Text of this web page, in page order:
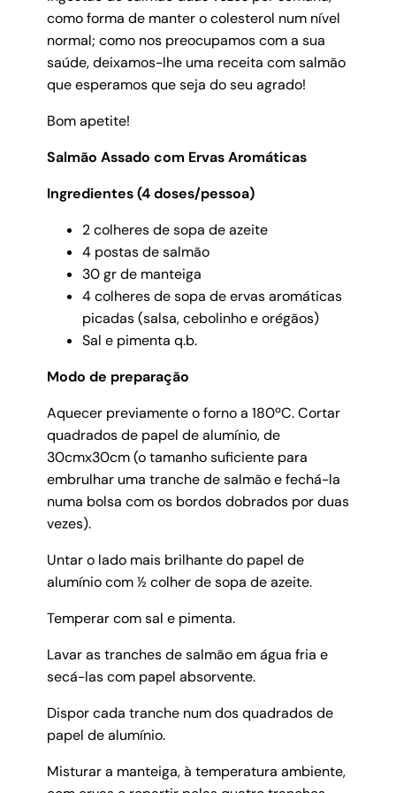
como forma de manter o colesterol num nível
normal; como nos preocupamos com a sua
saúde, deixamos-lhe uma receita com salmão
que esperamos que seja do seu agrado!
Bom apetite!
Salmão Assado com Ervas Aromáticas
Ingredientes (4 doses/pessoa)
2 colheres de sopa de azeite
4 postas de salmão
30 gr de manteiga
4 colheres de sopa de ervas aromáticas
picadas (salsa, cebolinho e orégãos)
Sal e pimenta q.b.
Modo de preparação
Aquecer previamente o forno a 180ºC. Cortar
quadrados de papel de alumínio, de
30cmx30cm (o tamanho suficiente para
embrulhar uma tranche de salmão e fechá-la
numa bolsa com os bordos dobrados por duas
vezes).
Untar o lado mais brilhante do papel de
alumínio com ½ colher de sopa de azeite.
Temperar com sal e pimenta.
Lavar as tranches de salmão em água fria e
secá-las com papel absorvente.
Dispor cada tranche num dos quadrados de
papel de alumínio.
Misturar a manteiga, à temperatura ambiente,